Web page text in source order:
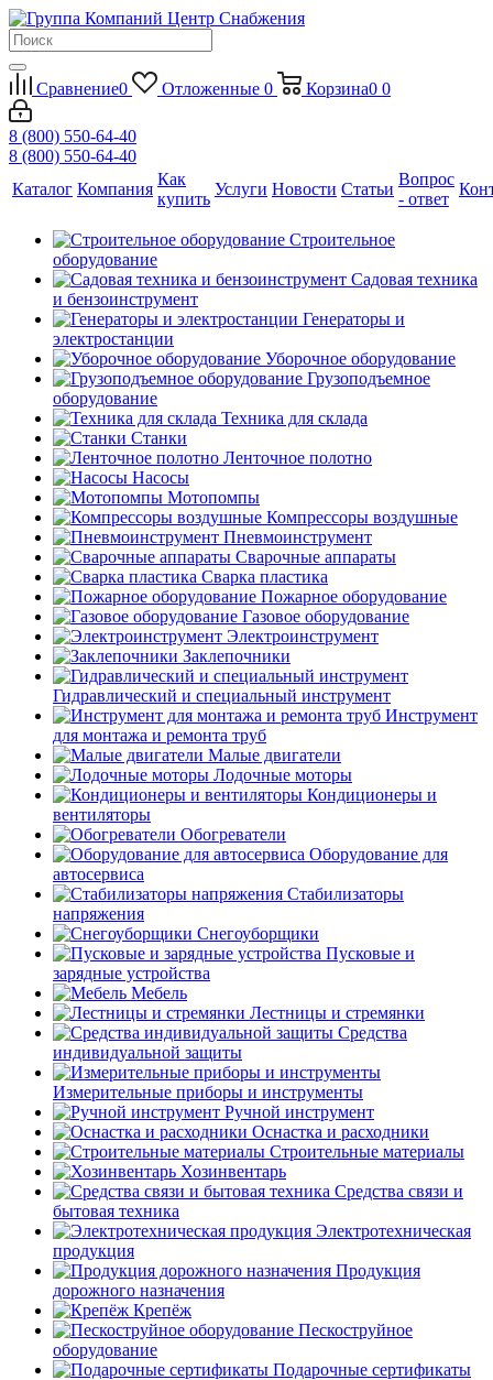
Сравнение0 Отложенные 0 Корзина0 0
8 (800) 550-64-40
8 (800) 550-64-40
Каталог Компания
Как
купить
Услуги Новости Статьи
Вопрос
- ответ
Строительное
оборудование
Садовая техника
и бензоинструмент
Генераторы и
электростанции
Уборочное оборудование
Грузоподъемное
оборудование
Техника для склада
Станки
Ленточное полотно
Насосы
Мотопомпы
Компрессоры воздушные
Пневмоинструмент
Сварочные аппараты
Сварка пластика
Пожарное оборудование
Газовое оборудование
Электроинструмент
Заклепочники
Гидравлический и специальный инструмент
Инструмент
для монтажа и ремонта труб
Малые двигатели
Лодочные моторы
Кондиционеры и
вентиляторы
Обогреватели
Оборудование для
автосервиса
Стабилизаторы
напряжения
Снегоуборщики
Пусковые и
зарядные устройства
Мебель
Лестницы и стремянки
Средства
индивидуальной защиты
Измерительные приборы и инструменты
Ручной инструмент
Оснастка и расходники
Строительные материалы
Хозинвентарь
Средства связи и
бытовая техника
Электротехническая
продукция
Продукция
дорожного назначения
Крепёж
Пескоструйное
оборудование
Подарочные сертификаты